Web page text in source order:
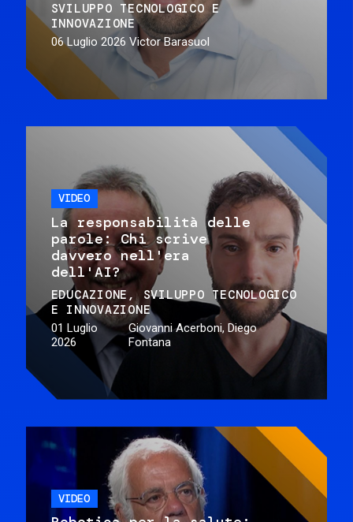
SVILUPPO TECNOLOGICO E
INNOVAZIONE
06 Luglio 2026 Victor Barasuol
VIDEO
La responsabilità delle
parole: Chi scrive
davvero nell'era
dell'AI?
EDUCAZIONE
SVILUPPO TECNOLOGICO
E INNOVAZIONE
01 Luglio
2026
Giovanni Acerboni, Diego
Fontana
VIDEO